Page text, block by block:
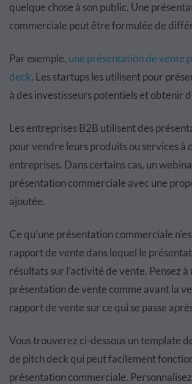
quelque chose à son public. Une
commerciale peut être formulée de
Par exemple, une présentation de vente
deck. Les startups les utilisent pour
à des investisseurs potentiels et obtenir
Les entreprises B2B utilisent des
pour vendre leurs produits ou services à
entreprises. Dans certains cas, un
présentation commerciale avec une
ajoutée.
Ce qu'une présentation commerciale
rapport de vente dans lequel le
résultats sur l'activité de vente. Pensez à
présentation de vente comme avant la
rapport de vente sur ce qui se passe
Vous trouverez ci-dessous un template
de pitch deck qui peut facilement
présentation commerciale.